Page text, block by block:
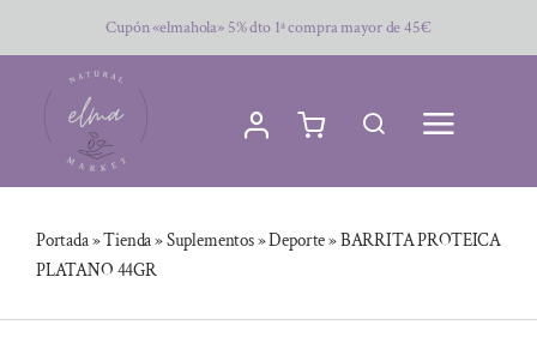
al
contenido
Cupón «elmahola» 5% dto 1ª compra mayor de 45€
Portada»Tienda»Suplementos»Deporte»BARRITA PROTEICA
PLATANO 44GR